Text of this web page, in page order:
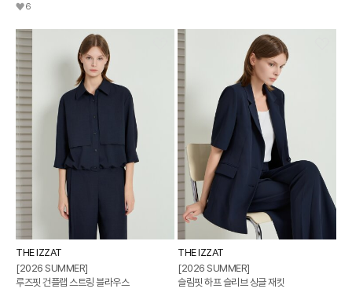
6
THE IZZAT
[2026 SUMMER]
루즈핏 건플랩 스트링 블라우스
THE IZZAT
[2026 SUMMER]
슬림핏 하프 슬리브 싱글 재킷